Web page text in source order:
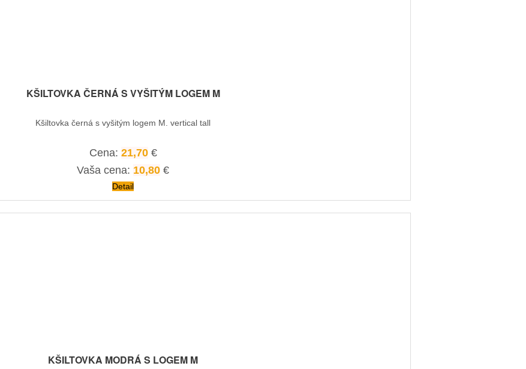
KŠILTOVKA ČERNÁ S VYŠITÝM LOGEM M
Kšiltovka černá s vyšitým logem M. vertical tall
Cena: 21,70€
Vaša cena: 10,80 €
Detail
KŠILTOVKA MODRÁ S LOGEM M